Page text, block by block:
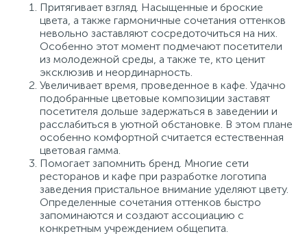
Притягивает взгляд. Насыщенные и броские
цвета, а также гармоничные сочетания оттенков
невольно заставляют сосредоточиться на них.
Особенно этот момент подмечают посетители
из молодежной среды, а также те, кто ценит
эксклюзив и неординарность.
Увеличивает время, проведенное в кафе. Удачно
подобранные цветовые композиции заставят
посетителя дольше задержаться в заведении и
расслабиться в уютной обстановке. В этом плане
особенно комфортной считается естественная
цветовая гамма.
Помогает запомнить бренд. Многие сети
ресторанов и кафе при разработке логотипа
заведения пристальное внимание уделяют цвету.
Определенные сочетания оттенков быстро
запоминаются и создают ассоциацию с
конкретным учреждением общепита.